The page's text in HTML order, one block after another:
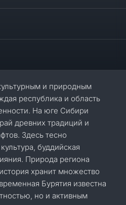
и природным
республика и область
На юге Сибири
древних традиций и
Здесь тесно
буддийская
Природа региона
хранит множество
Бурятия известна
но и активным